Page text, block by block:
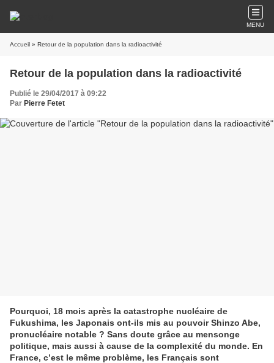
MENU
Accueil » Retour de la population dans la radioactivité
Retour de la population dans la radioactivité
Publié le 29/04/2017 à 09:22
Par Pierre Fetet
Pourquoi, 18 mois après la catastrophe nucléaire de
Fukushima, les Japonais ont-ils mis au pouvoir Shinzo Abe,
pronucléaire notable ? Sans doute grâce au mensonge
politique, mais aussi à cause de la complexité du monde. En
France, c’est le même problème, les Français sont